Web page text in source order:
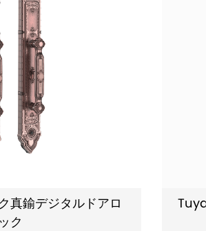
真鍮デジタルドアロ
ック